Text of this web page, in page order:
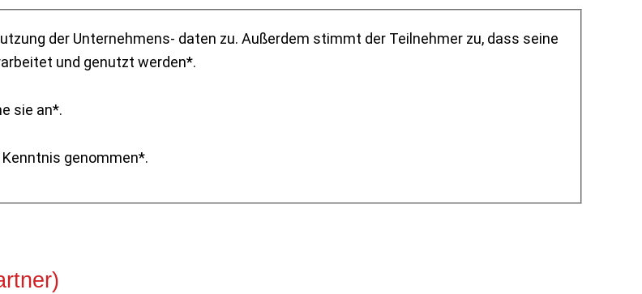
stimmt der Teilnehmer zu, dass seine
verarbeitet und genutzt werden*.
sie an*.
genommen*.